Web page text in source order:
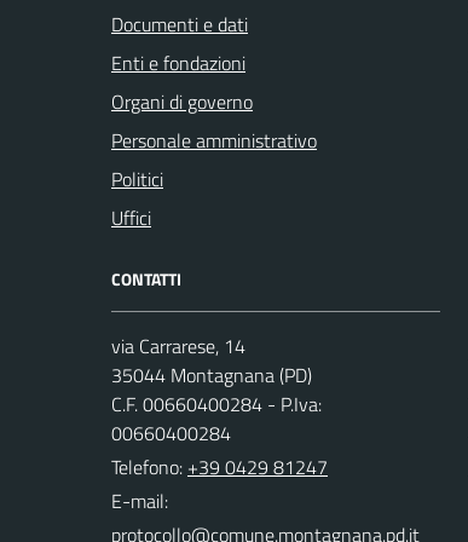
Documenti e dati
Enti e fondazioni
Organi di governo
Personale amministrativo
Politici
Uffici
CONTATTI
via Carrarese, 14
35044 Montagnana (PD)
C.F. 00660400284 - P.Iva:
00660400284
Telefono: +39 0429 81247
E-mail: